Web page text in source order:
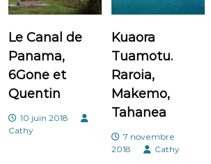
Le Canal de
Panama,
6Gone et
Quentin
10 juin 2018
Cathy
Kuaora
Tuamotu.
Raroia,
Makemo,
Tahanea
7 novembre
2018
Cathy